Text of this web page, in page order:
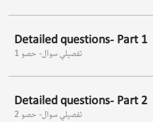
Detailed questions- Part 1
تفصيلي سوال- حصو 1
Detailed questions- Part 2
تفصيلي سوال- حصو 2